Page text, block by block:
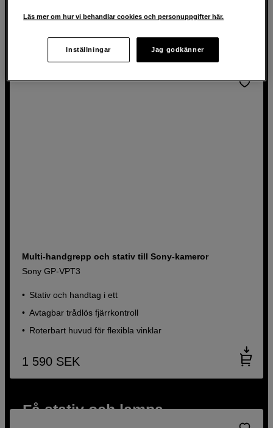
SEK
Multi-handgrepp och stativ till Sony-kameror
Sony GP-VPT3
Stativ och handtag i ett
Avtagbar trådlös fjärrkontroll
Roterbart huvud för flexibla vinklar
1 590 SEK
Få stativ och lampa
Läs mer om hur vi behandlar cookies och personuppgifter här.
Inställningar Jag godkänner